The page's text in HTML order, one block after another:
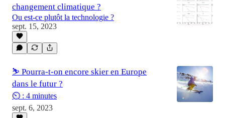
changement climatique ?
Ou est-ce plutôt la technologie ?
sept. 15, 2023
⛷️ Pourra-t-on encore skier en Europe
dans le futur ?
⏲️ : 4 minutes
sept. 6, 2023